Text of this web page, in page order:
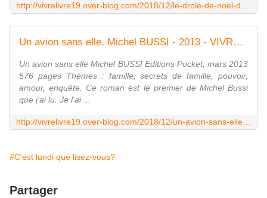
Un avion sans elle. Michel BUSSI - 2013 - VIVRELIVRE
Un avion sans elle Michel BUSSI Editions Pocket, mars 2013
576 pages Thèmes : famille, secrets de famille, pouvoir,
amour, enquête. Ce roman est le premier de Michel Bussi
que j'ai lu. Je l'ai ...
#C'est lundi que lisez-vous?
Partager